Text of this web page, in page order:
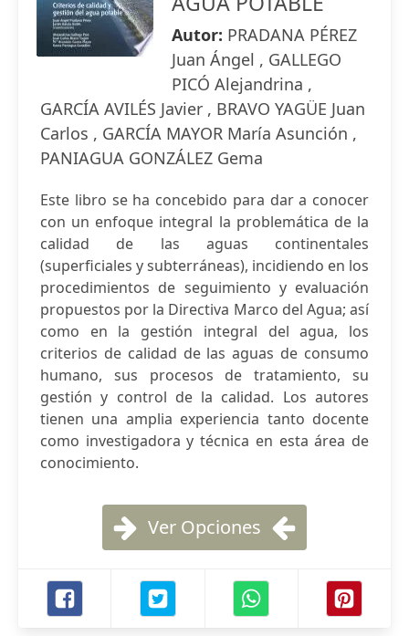
Autor: PRADANA PÉREZ
Juan Ángel , GALLEGO
PICÓ Alejandrina ,
GARCÍA AVILÉS Javier , BRAVO YAGÜE Juan
Carlos , GARCÍA MAYOR María Asunción ,
PANIAGUA GONZÁLEZ Gema
Este libro se ha concebido para dar a conocer
con un enfoque integral la problemática de la
calidad de las aguas continentales
(superficiales y subterráneas), incidiendo en los
procedimientos de seguimiento y evaluación
propuestos por la Directiva Marco del Agua; así
como en la gestión integral del agua, los
criterios de calidad de las aguas de consumo
humano, sus procesos de tratamiento, su
gestión y control de la calidad. Los autores
tienen una amplia experiencia tanto docente
como investigadora y técnica en esta área de
conocimiento.
Ver Opciones